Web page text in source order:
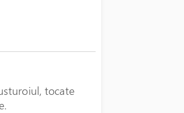
tocate